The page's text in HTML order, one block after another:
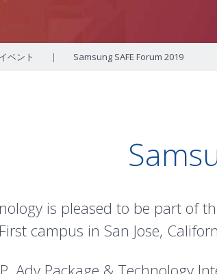
イベント | Samsung SAFE Forum 2019
is pleased to be part of
campus in San Jose,
Adv Package & Technology